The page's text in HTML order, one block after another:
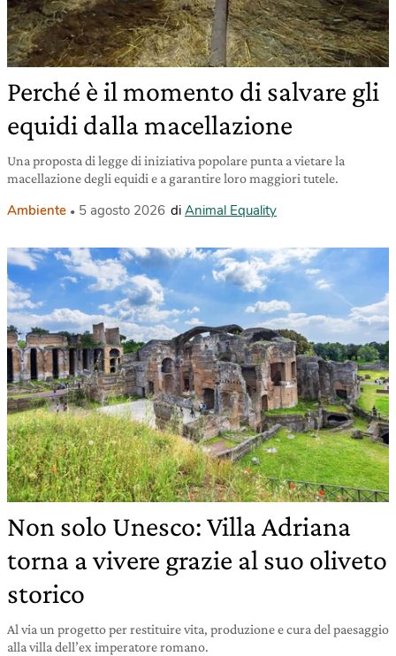
Perché è il momento di salvare gli
equidi dalla macellazione
Una proposta di legge di iniziativa popolare punta a vietare la
macellazione degli equidi e a garantire loro maggiori tutele.
Ambiente 5 agosto 2026 di Animal Equality
Non solo Unesco: Villa Adriana
torna a vivere grazie al suo oliveto
storico
Al via un progetto per restituire vita, produzione e cura del paesaggio
alla villa dell’ex imperatore romano.